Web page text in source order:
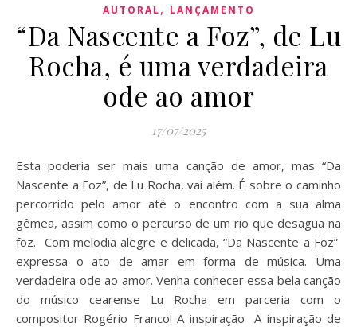
AUTORAL, LANÇAMENTO
“Da Nascente a Foz”, de Lu
Rocha, é uma verdadeira
ode ao amor
17/07/2025
Esta poderia ser mais uma canção de amor, mas “Da
Nascente a Foz”, de Lu Rocha, vai além. É sobre o caminho
percorrido pelo amor até o encontro com a sua alma
gêmea, assim como o percurso de um rio que desagua na
foz. Com melodia alegre e delicada, “Da Nascente a Foz”
expressa o ato de amar em forma de música. Uma
verdadeira ode ao amor. Venha conhecer essa bela canção
do músico cearense Lu Rocha em parceria com o
compositor Rogério Franco! A inspiração A inspiração de